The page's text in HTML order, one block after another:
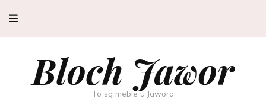
Bloch Jawor
To są meble u Jawora